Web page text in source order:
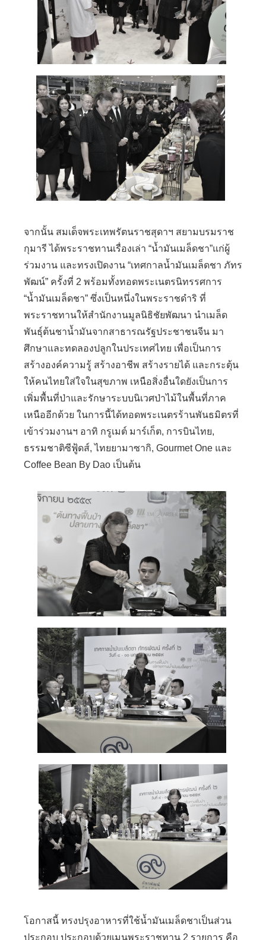
จากนั้น สมเด็จพระเทพรัตนราชสุดาฯ สยามบรมราช
กุมารี ได้พระราชทานเรื่องเล่า “น้ำมันเมล็ดชา”แก่ผู้
ร่วมงาน และทรงเปิดงาน “เทศกาลน้ำมันเมล็ดชา ภัทร
พัฒน์” ครั้งที่ 2 พร้อมทั้งทอดพระเนตรนิทรรศการ
“น้ำมันเมล็ดชา” ซึ่งเป็นหนึ่งในพระราชดำริ ที่
พระราชทานให้สำนักงานมูลนิธิชัยพัฒนา นำเมล็ด
พันธุ์ต้นชาน้ำมันจากสาธารณรัฐประชาชนจีน มา
ศึกษาและทดลองปลูกในประเทศไทย เพื่อเป็นการ
สร้างองค์ความรู้ สร้างอาชีพ สร้างรายได้ และกระตุ้น
ให้คนไทยใส่ใจในสุขภาพ เหนือสิ่งอื่นใดยังเป็นการ
เพิ่มพื้นที่ป่าและรักษาระบบนิเวศป่าไม้ในพื้นที่ภาค
เหนืออีกด้วย ในการนี้ได้ทอดพระเนตรร้านพันธมิตรที่
เข้าร่วมงานฯ อาทิ กรูเมต์ มาร์เก็ต, การบินไทย,
ธรรมชาติซีฟู้ดส์,ไทยยามาซากิ, Gourmet One และ
Coffee Bean By Dao เป็นต้น
โอกาสนี้ ทรงปรุงอาหารที่ใช้น้ำมันเมล็ดชาเป็นส่วน
ประกอบ ประกอบด้วยเมนูพระราชทาน 2 รายการ คือ